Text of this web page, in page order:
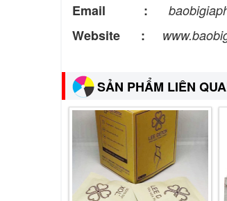
Email :
Website :
SẢN PHẨM LIÊN